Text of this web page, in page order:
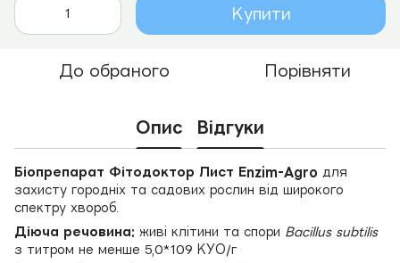
Купити
До обраного Порівняти
Опис Відгуки
Біопрепарат Фітодоктор Лист Еnzim-Agro для
захисту городніх та садових рослин від широкого
спектру хвороб.
Діюча речовина: живі клітини та спори Bacillussubtilis
з титром не менше 5,0*109 КУО/г